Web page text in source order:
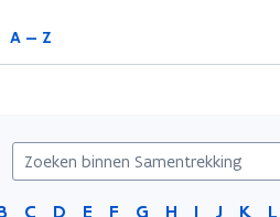
A — Z
C D E F G H I J K L